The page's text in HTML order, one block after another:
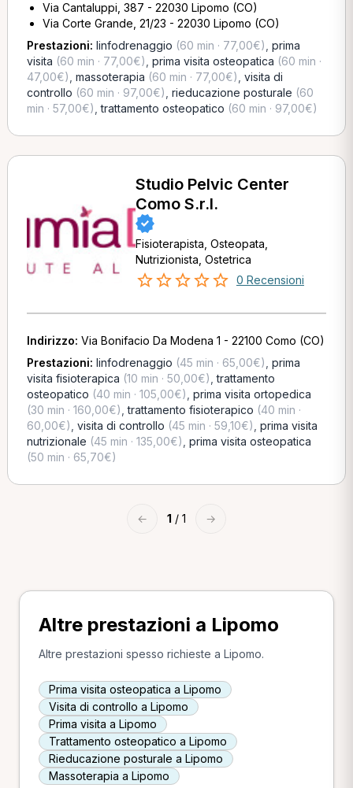
Via Cantaluppi, 387 - 22030 Lipomo (CO)
Via Corte Grande, 21/23 - 22030 Lipomo (CO)
Prestazioni: linfodrenaggio (60 min · 77,00€) prima
visita (60 min · 77,00€) prima visita osteopatica (60 min ·
47,00€) massoterapia (60 min · 77,00€) visita di
controllo (60 min · 97,00€) rieducazione posturale (60
min · 57,00€) ,trattamento osteopatico (60 min · 97,00€)
Studio Pelvic Center
Como S.r.l.
Fisioterapista, Osteopata,
Nutrizionista, Ostetrica
0 Recensioni
Indirizzo: Via Bonifacio Da Modena 1 - 22100 Como (CO)
Prestazioni: linfodrenaggio (45 min · 65,00€) prima
visita fisioterapica (10 min · 50,00€) ,trattamento
osteopatico (40 min · 105,00€) prima visita ortopedica
(30 min · 160,00€) ,trattamento fisioterapico (40 min ·
60,00€) visita di controllo (45 min · 59,10€) prima visita
nutrizionale (45 min · 135,00€) prima visita osteopatica
(50 min · 65,70€)
← 1 / 1 →
Altre prestazioni a Lipomo
Altre prestazioni spesso richieste a Lipomo.
Prima visita osteopatica a Lipomo
Visita di controllo a Lipomo
Prima visita a Lipomo
Trattamento osteopatico a Lipomo
Rieducazione posturale a Lipomo
Massoterapia a Lipomo